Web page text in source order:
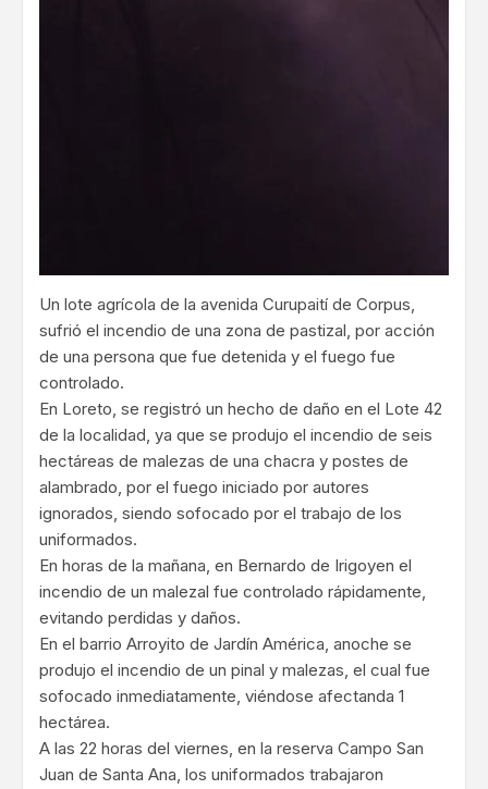
Un lote agrícola de la avenida Curupaití de Corpus,
sufrió el incendio de una zona de pastizal, por acción
de una persona que fue detenida y el fuego fue
controlado.
En Loreto, se registró un hecho de daño en el Lote 42
de la localidad, ya que se produjo el incendio de seis
hectáreas de malezas de una chacra y postes de
alambrado, por el fuego iniciado por autores
ignorados, siendo sofocado por el trabajo de los
uniformados.
En horas de la mañana, en Bernardo de Irigoyen el
incendio de un malezal fue controlado rápidamente,
evitando perdidas y daños.
En el barrio Arroyito de Jardín América, anoche se
produjo el incendio de un pinal y malezas, el cual fue
sofocado inmediatamente, viéndose afectanda 1
hectárea.
A las 22 horas del viernes, en la reserva Campo San
Juan de Santa Ana, los uniformados trabajaron